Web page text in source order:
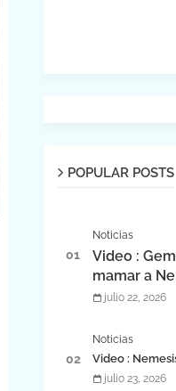
POPULAR POSTS
Noticias
Video :
mamar a
julio 22, 2026
Noticias
Video :
julio 23, 2026